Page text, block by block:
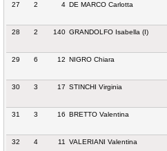
27
2 4 DE MARCO Carlotta
28
2 140 GRANDOLFO Isabella (I)
29
6 12 NIGRO Chiara
30
3 17 STINCHI Virginia
31
3 16 BRETTO Valentina
32
4 11 VALERIANI Valentina